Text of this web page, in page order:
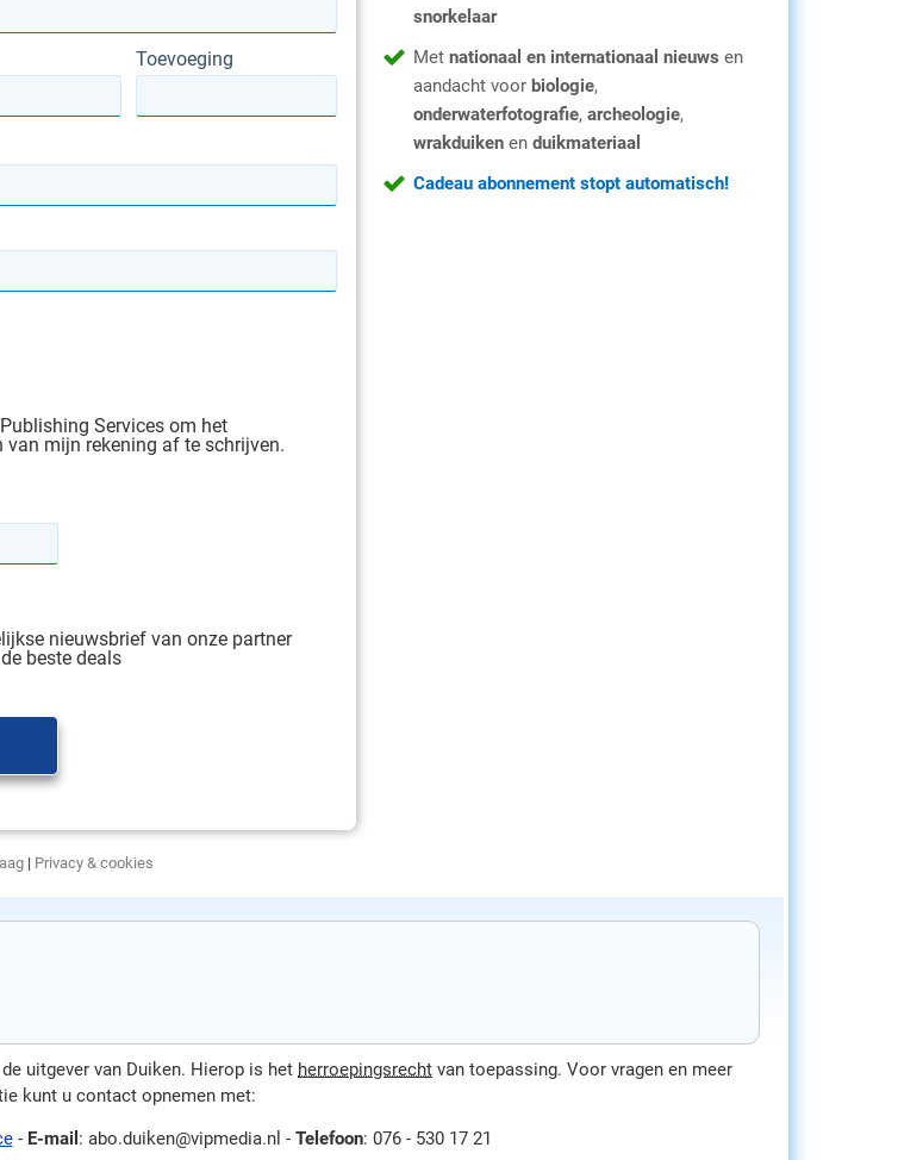
Toevoeging
Services om het
mijn rekening af te schrijven.
nieuwsbrief van onze partner
beste deals
| Privacy & cookies
snorkelaar
Met nationaal en internationaal nieuws en
aandacht voor biologie,
onderwaterfotografie, archeologie,
wrakduiken en duikmateriaal
Cadeau abonnement stopt automatisch!
uitgever van Duiken. Hierop is het herroepingsrecht van toepassing. Voor vragen en meer
kunt u contact opnemen met:
- E-mail : abo.duiken@vipmedia.nl - Telefoon: 076 - 530 17 21